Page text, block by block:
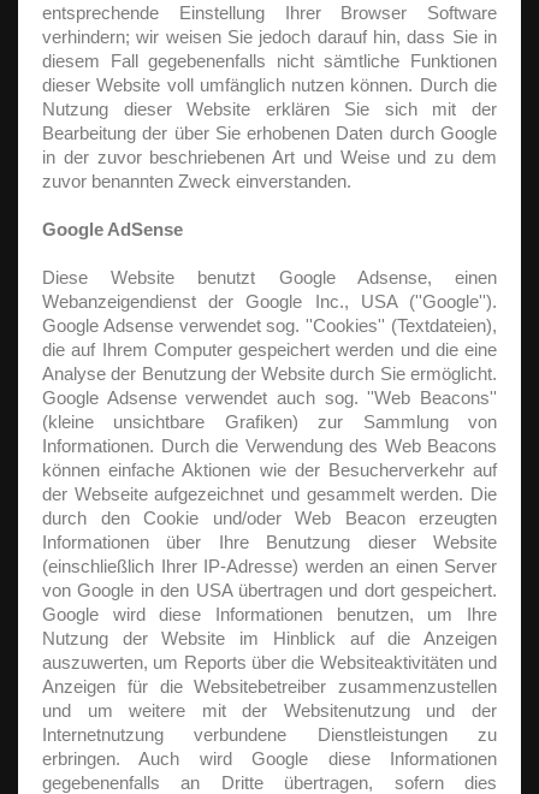
entsprechende Einstellung Ihrer Browser Software
verhindern; wir weisen Sie jedoch darauf hin, dass Sie in
diesem Fall gegebenenfalls nicht sämtliche Funktionen
dieser Website voll umfänglich nutzen können. Durch die
Nutzung dieser Website erklären Sie sich mit der
Bearbeitung der über Sie erhobenen Daten durch Google
in der zuvor beschriebenen Art und Weise und zu dem
zuvor benannten Zweck einverstanden.
Google AdSense
Diese Website benutzt Google Adsense, einen
Webanzeigendienst der Google Inc., USA (''Google'').
Google Adsense verwendet sog. ''Cookies'' (Textdateien),
die auf Ihrem Computer gespeichert werden und die eine
Analyse der Benutzung der Website durch Sie ermöglicht.
Google Adsense verwendet auch sog. ''Web Beacons''
(kleine unsichtbare Grafiken) zur Sammlung von
Informationen. Durch die Verwendung des Web Beacons
können einfache Aktionen wie der Besucherverkehr auf
der Webseite aufgezeichnet und gesammelt werden. Die
durch den Cookie und/oder Web Beacon erzeugten
Informationen über Ihre Benutzung dieser Website
(einschließlich Ihrer IP-Adresse) werden an einen Server
von Google in den USA übertragen und dort gespeichert.
Google wird diese Informationen benutzen, um Ihre
Nutzung der Website im Hinblick auf die Anzeigen
auszuwerten, um Reports über die Websiteaktivitäten und
Anzeigen für die Websitebetreiber zusammenzustellen
und um weitere mit der Websitenutzung und der
Internetnutzung verbundene Dienstleistungen zu
erbringen. Auch wird Google diese Informationen
gegebenenfalls an Dritte übertragen, sofern dies